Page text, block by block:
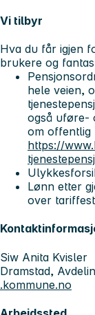
Vi tilbyr
Hva du får igjen
brukere og
hele veien,
også uføre-
om offentlig
https://
Lønn etter
over
Siw Anita Kvisler
Dramstad,
.kommune.no